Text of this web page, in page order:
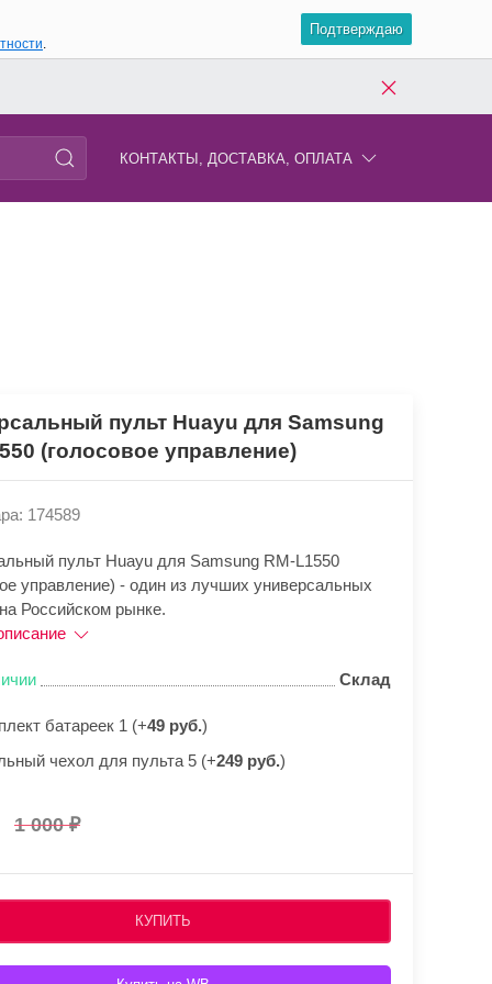
.
Подтверждаю
КОНТАКТЫ, ДОСТАВКА, ОПЛАТА
пульт Huayu для Samsung
(голосовое управление)
174589
пульт Huayu для Samsung RM-L1550
управление) - один из лучших универсальных
Российском рынке.
Склад
батареек 1 (+49 руб.)
чехол для пульта 5 (+249 руб.)
1 000
КУПИТЬ